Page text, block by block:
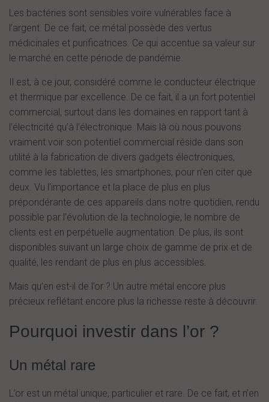
Les bactéries sont sensibles voire vulnérables face à
l’argent. De ce fait, ce métal possède des vertus
médicinales et purificatrices. Ce qui accentue sa valeur sur
le marché en cette période de pandémie.
Il est, à ce jour, considéré comme le conducteur électrique
et thermique par excellence. De ce fait, il a un fort potentiel
commercial, surtout dans les domaines en rapport tant à
l’électricité qu’à l’électronique. Mais là où nous pouvons
vraiment voir son potentiel commercial réside dans son
utilité à la fabrication de divers gadgets électroniques,
comme les tablettes, les smartphones, pour n’en citer que
deux. Vu l’importance et la place de plus en plus
prépondérante de ces appareils dans notre quotidien, rendu
possible par l’évolution de la technologie, le nombre de
clients est en perpétuelle augmentation. De plus, ils sont
disponibles suivant un large choix de gamme de prix et de
qualité, les rendant de plus en plus accessibles.
Mais qu’en est-il de l’or ? Un autre métal encore plus
précieux reflétant encore plus la richesse reste à découvrir.
Pourquoi investir dans l’or ?
Un métal rare
L’or est un métal unique, particulier et rare. De ce fait, et n’en